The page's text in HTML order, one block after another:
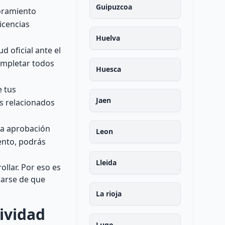
oficial ante el
todos
tus
relacionados
aprobación
podrás
Por eso es
de que
Guipuzcoa
Huelva
Huesca
Jaen
Leon
Lleida
La rioja